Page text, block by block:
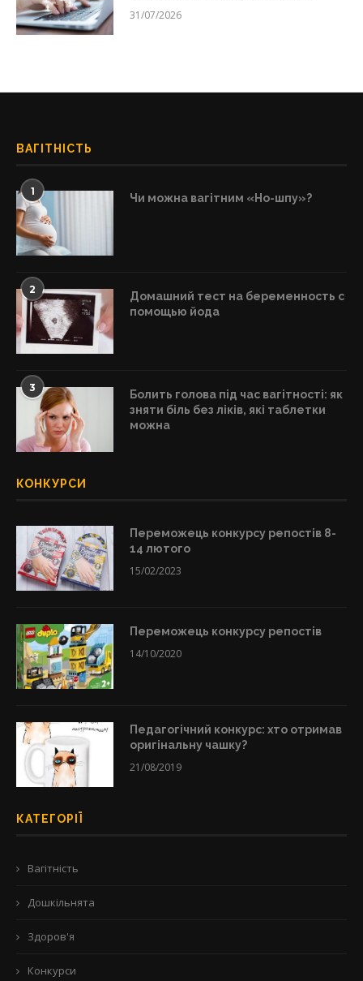
31/07/2026
ВАГІТНІСТЬ
1 Чи можна вагітним «Но-шпу»?
2
Домашний тест на беременность с
помощью йода
3
Болить голова під час вагітності: як
зняти біль без ліків, які таблетки
можна
КОНКУРСИ
Переможець конкурсу репостів 8-
14 лютого
15/02/2023
Переможець конкурсу репостів
14/10/2020
Педагогічний конкурс: хто отримав
оригінальну чашку?
21/08/2019
КАТЕГОРІЇ
Вагітність
Дошкільнята
Здоров'я
Конкурси